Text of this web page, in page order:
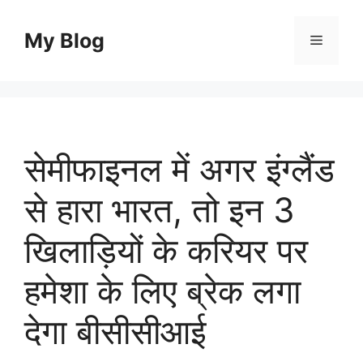
contentMy Blog Menu
सेमीफाइनल में अगर इंग्लैंड
से हारा भारत, तो इन 3
खिलाड़ियों के करियर पर
हमेशा के लिए ब्रेक लगा
देगा बीसीसीआई